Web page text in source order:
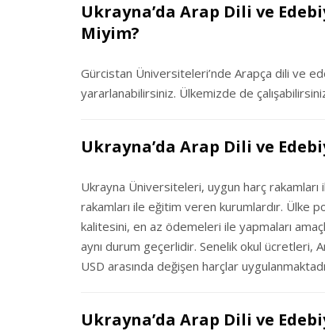
Ukrayna’da Arap Dili ve
Miyim?
Gürcistan Üniversiteleri’nde Arapça dili ve
yararlanabilirsiniz. Ülkemizde de
Ukrayna’da Arap Dili ve
Ukrayna Üniversiteleri, uygun harç
rakamları ile eğitim veren kurumlardır. Ülke
kalitesini, en az ödemeleri ile yapmaları
aynı durum geçerlidir. Senelik okul ücretleri,
USD arasında değişen harçlar
Ukrayna’da Arap Dili ve